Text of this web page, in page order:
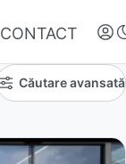
CONTACT
Căutare avansată